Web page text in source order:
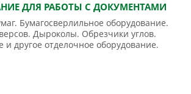
ДЛЯ РАБОТЫ С ДОКУМЕНТАМИ
Бумагосверлильное оборудование.
Дыроколы. Обрезчики углов.
другое отделочное оборудование.